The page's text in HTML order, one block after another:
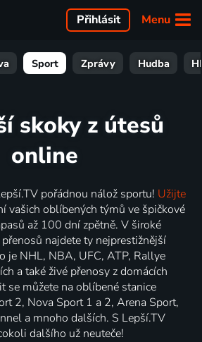
Menu
Přihlásit
Sport Zprávy Hudba
skoky z útesů
online
pořádnou nálož sportu! Užijte
vašich oblíbených týmů ve špičkové
až 100 dní zpětně. V široké
najdete ty nejprestižnější
je NHL, NBA, UFC, ATP, Rallye
a také živé přenosy z domácích
se můžete na oblíbené stanice
2, Nova Sport 1 a 2, Arena Sport,
a mnoho dalších. S Lepší.TV
dalšího už neuteče!